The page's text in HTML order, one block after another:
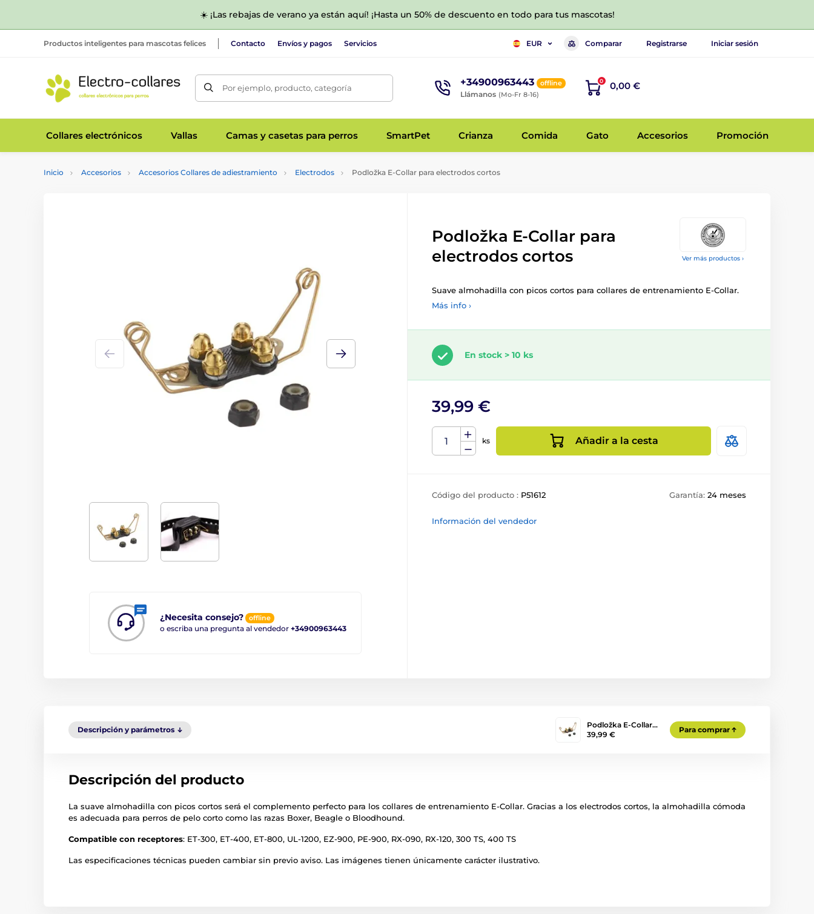
☀️ ¡Las rebajas de verano ya están aquí! ¡Hasta un 50% de descuento en todo para tus mascotas!
Productos inteligentes para mascotas felices Contacto Envíos y pagos Servicios EUR Comparar Registrarse Iniciar sesión
Por ejemplo, producto, categoría +34900963443 offline
Llámanos (Mo-Fr 8-16)
0 0,00 €
Collares electrónicos Vallas Camas y casetas para perros SmartPet Crianza Comida Gato Accesorios Promoción
Inicio Accesorios Accesorios Collares de adiestramiento Electrodos Podložka E-Collar para electrodos cortos
Ver más productos ›
¿Necesita consejo? offline
o escriba una pregunta al vendedor +34900963443
Podložka E-Collar para
electrodos cortos
Suave almohadilla con picos cortos para collares de entrenamiento E-Collar.
Más info ›
En stock > 10 ks
39,99 €
ks Añadir a la cesta
Código del producto : P51612 Garantía: 24 meses
Información del vendedor
Descripción y parámetros
Podložka E-Collar…
39,99 €
Para comprar
Descripción del producto
La suave almohadilla con picos cortos será el complemento perfecto para los collares de entrenamiento E-Collar. Gracias a los electrodos cortos, la almohadilla cómoda
es adecuada para perros de pelo corto como las razas Boxer, Beagle o Bloodhound.
Compatible con receptores: ET-300, ET-400, ET-800, UL-1200, EZ-900, PE-900, RX-090, RX-120, 300 TS, 400 TS
Las especificaciones técnicas pueden cambiar sin previo aviso. Las imágenes tienen únicamente carácter ilustrativo.